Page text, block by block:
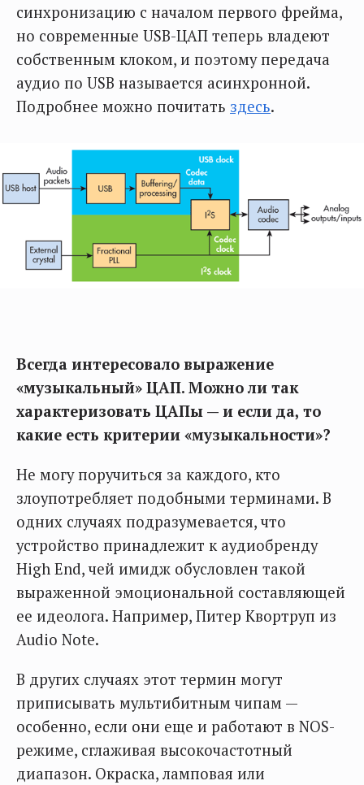
синхронизацию с началом первого фрейма,
но современные USB-ЦАП теперь владеют
собственным клоком, и поэтому передача
аудио по USB называется асинхронной.
Подробнее можно почитать здесь.
Всегда интересовало выражение
«музыкальный» ЦАП. Можно ли так
характеризовать ЦАПы — и если да, то
какие есть критерии «музыкальности»?
Не могу поручиться за каждого, кто
злоупотребляет подобными терминами. В
одних случаях подразумевается, что
устройство принадлежит к аудиобренду
High End, чей имидж обусловлен такой
выраженной эмоциональной составляющей
ее идеолога. Например, Питер Квортруп из
Audio Note.
В других случаях этот термин могут
приписывать мультибитным чипам —
особенно, если они еще и работают в NOS-
режиме, сглаживая высокочастотный
диапазон. Окраска, ламповая или